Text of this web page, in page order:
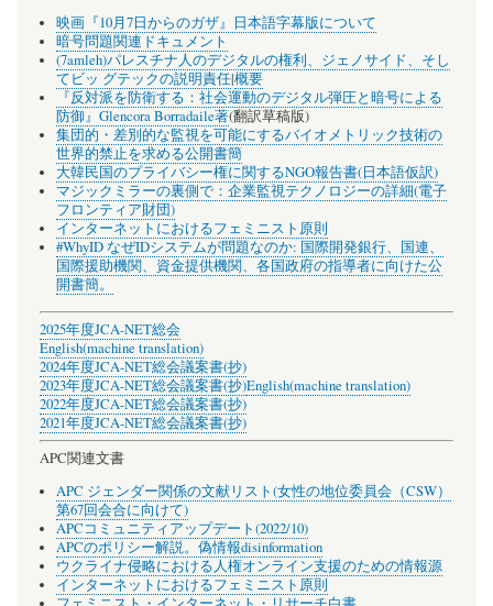
映画『10月7日からのガザ』日本語字幕版について
暗号問題関連ドキュメント
(7amleh)パレスチナ人のデジタルの権利、ジェノサイド、そし
てビッ グテックの説明責任|概要
『反対派を防衛する：社会運動のデジタル弾圧と暗号による
防御』Glencora Borradaile著(翻訳草稿版)
集団的・差別的な監視を可能にするバイオメトリック技術の
世界的禁止を求める公開書簡
大韓民国のプライバシー権に関するNGO報告書(日本語仮訳)
マジックミラーの裏側で：企業監視テクノロジーの詳細(電子
フロンティア財団)
インターネットにおけるフェミニスト原則
#WhyID なぜIDシステムが問題なのか: 国際開発銀行、国連、
国際援助機関、資金提供機関、各国政府の指導者に向けた公
開書簡。
2025年度JCA-NET総会
English(machine translation)
2024年度JCA-NET総会議案書(抄)
2023年度JCA-NET総会議案書(抄)English(machine translation)
2022年度JCA-NET総会議案書(抄)
2021年度JCA-NET総会議案書(抄)
APC関連文書
APC ジェンダー関係の文献リスト(女性の地位委員会（CSW）
第67回会合に向けて)
APCコミュニティアップデート(2022/10)
APCのポリシー解説。偽情報disinformation
ウクライナ侵略における人権オンライン支援のための情報源
インターネットにおけるフェミニスト原則